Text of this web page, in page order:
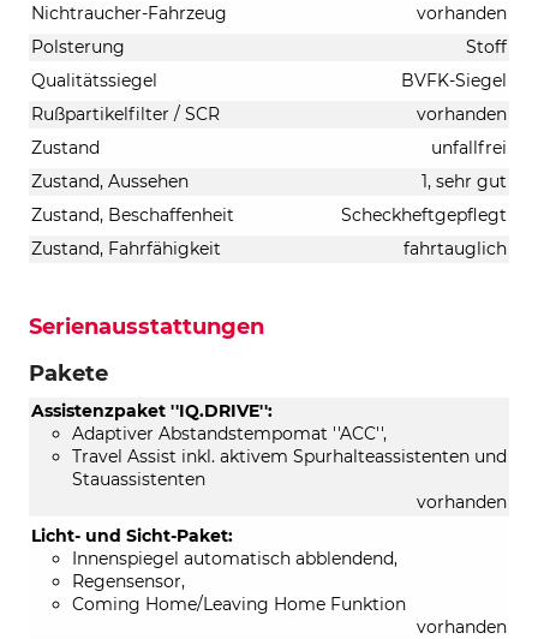
Nichtraucher-Fahrzeug
vorhanden
Polsterung
Stoff
Qualitätssiegel
BVFK-Siegel
Rußpartikelfilter / SCR
vorhanden
Zustand
unfallfrei
Zustand, Aussehen
1, sehr gut
Zustand, Beschaffenheit
Scheckheftgepflegt
Zustand, Fahrfähigkeit
fahrtauglich
Serienausstattungen
Pakete
Assistenzpaket ''IQ.DRIVE'':
Adaptiver Abstandstempomat ''ACC'',
Travel Assist inkl. aktivem Spurhalteassistenten und
Stauassistenten
vorhanden
Licht- und Sicht-Paket:
Innenspiegel automatisch abblendend,
Regensensor,
Coming Home/Leaving Home Funktion
vorhanden